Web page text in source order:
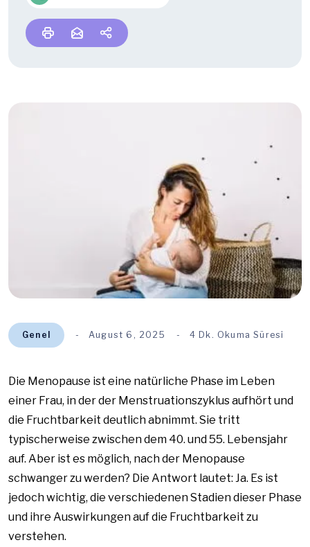
Genel August 6, 2025 4 Dk. Okuma Süresi
Die Menopause ist eine natürliche Phase im Leben
einer Frau, in der der Menstruationszyklus aufhört und
die Fruchtbarkeit deutlich abnimmt. Sie tritt
typischerweise zwischen dem 40. und 55. Lebensjahr
auf. Aber ist es möglich, nach der Menopause
schwanger zu werden? Die Antwort lautet: Ja. Es ist
jedoch wichtig, die verschiedenen Stadien dieser Phase
und ihre Auswirkungen auf die Fruchtbarkeit zu
verstehen.